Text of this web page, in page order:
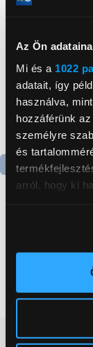
Az Ön
Mi és a 1022
adatait, így
használva,
hozzáférünk
személyre
és
arról, hogy ki
Az Ön
módjairól és
pontban.
Termék
Vásárlói